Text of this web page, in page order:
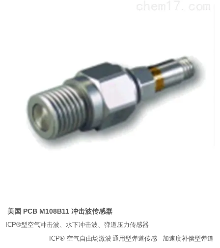
美国 PCB M108B11 冲击波传感器
ICP®型空气冲击波、水下冲击波、弹道压力传感器
ICP® 空气自由场激波 通用型弹道传感
加速度补偿型弹道